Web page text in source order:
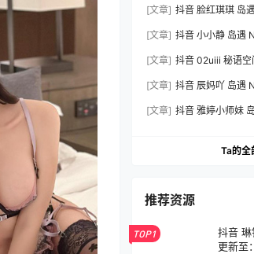
[文章] 抖音 脸红琪琪 岛
[文章] 抖音 小小静 岛遇
[文章] 抖音 02uiii 秘语空
[文章] 抖音 辰妈吖 岛遇
[文章] 抖音 雅婷小师妹
Ta的全
推荐资源
TOP1
抖音
更新至